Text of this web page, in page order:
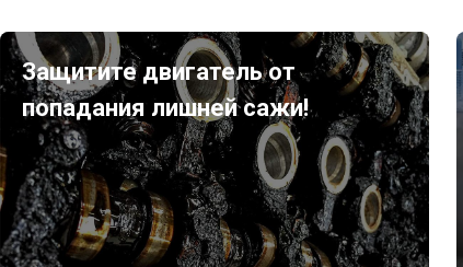
Защитите двигатель от
попадания лишней сажи!